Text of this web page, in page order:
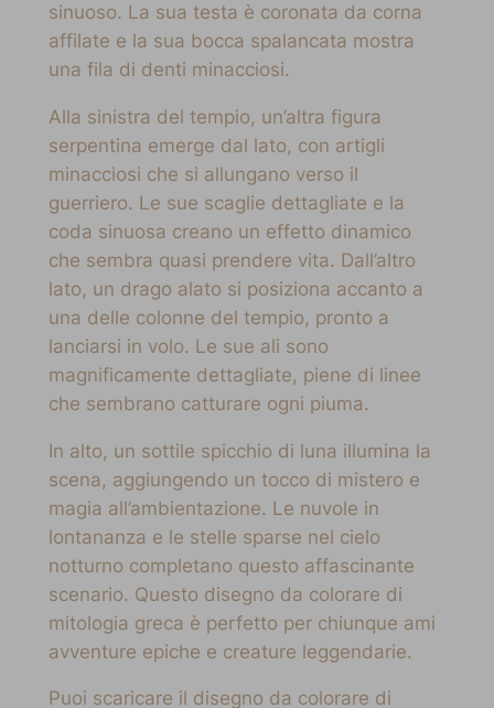
sinuoso. La sua testa è coronata da corna
affilate e la sua bocca spalancata mostra
una fila di denti minacciosi.
Alla sinistra del tempio, un’altra figura
serpentina emerge dal lato, con artigli
minacciosi che si allungano verso il
guerriero. Le sue scaglie dettagliate e la
coda sinuosa creano un effetto dinamico
che sembra quasi prendere vita. Dall’altro
lato, un drago alato si posiziona accanto a
una delle colonne del tempio, pronto a
lanciarsi in volo. Le sue ali sono
magnificamente dettagliate, piene di linee
che sembrano catturare ogni piuma.
In alto, un sottile spicchio di luna illumina la
scena, aggiungendo un tocco di mistero e
magia all’ambientazione. Le nuvole in
lontananza e le stelle sparse nel cielo
notturno completano questo affascinante
scenario. Questo disegno da colorare di
mitologia greca è perfetto per chiunque ami
avventure epiche e creature leggendarie.
Puoi scaricare il disegno da colorare di